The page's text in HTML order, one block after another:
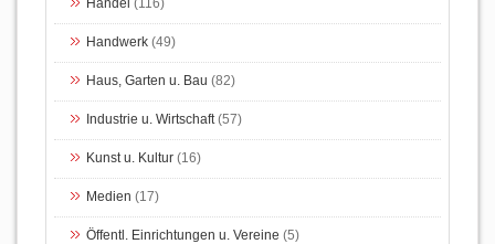
Handel (116)
Handwerk (49)
Haus, Garten u. Bau (82)
Industrie u. Wirtschaft(57)
Kunst u. Kultur (16)
Medien (17)
Öffentl. Einrichtungen u. Vereine (5)